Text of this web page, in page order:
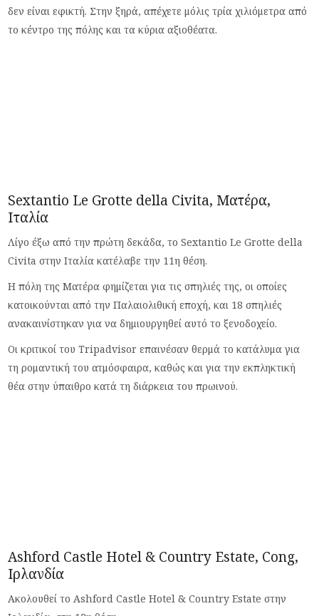
δεν είναι εφικτή. Στην ξηρά, απέχετε μόλις τρία χιλιόμετρα από
το κέντρο της πόλης και τα κύρια αξιοθέατα.
Sextantio Le Grotte della Civita, Ματέρα,
Ιταλία
Λίγο έξω από την πρώτη δεκάδα, το Sextantio Le Grotte della
Civita στην Ιταλία κατέλαβε την 11η θέση.
Η πόλη της Ματέρα φημίζεται για τις σπηλιές της, οι οποίες
κατοικούνται από την Παλαιολιθική εποχή, και 18 σπηλιές
ανακαινίστηκαν για να δημιουργηθεί αυτό το ξενοδοχείο.
Οι κριτικοί του Tripadvisor επαινέσαν θερμά το κατάλυμα για
τη ρομαντική του ατμόσφαιρα, καθώς και για την εκπληκτική
θέα στην ύπαιθρο κατά τη διάρκεια του πρωινού.
Ashford Castle Hotel & Country Estate, Cong,
Ιρλανδία
Ακολουθεί το Ashford Castle Hotel & Country Estate στην